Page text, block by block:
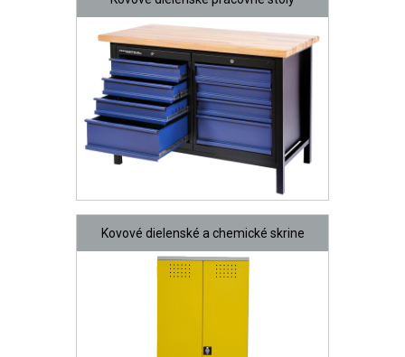
Kovové dielenské a chemické skrine